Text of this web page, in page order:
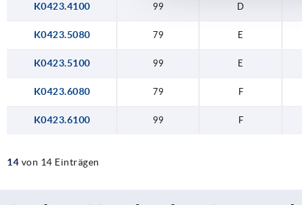
K0423.4100 99 D
K0423.5080 79 E
K0423.5100 99 E
K0423.6080 79 F
K0423.6100 99 F
14 von 14 Einträgen